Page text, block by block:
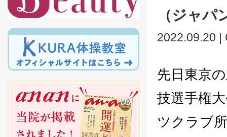
（ジャパ
2022.09.20
先日東京
技選手権
ツクラブ